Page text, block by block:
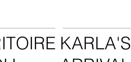
KARLA'S